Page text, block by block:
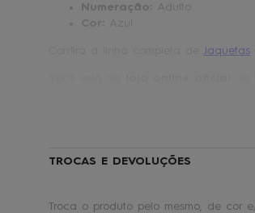
Numeração:
Adulto
Jaquetas
TROCAS E DEVOLUÇÕES
Troca o produto pelo mesmo, de cor